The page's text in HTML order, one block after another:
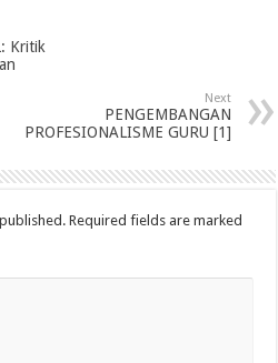
Kritik
Next
PENGEMBANGAN
PROFESIONALISME GURU [1]
Required fields are marked